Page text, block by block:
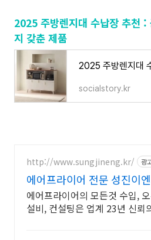
2025 주방렌지대 수납장 추천 :
지 갖춘 제품
socialstory.kr
http://www.sungjineng.kr/ 광
에어프라이어 전문 성진이
에어프라이어의 모든것 수입,
설비, 컨설팅은 업계 23년 신뢰